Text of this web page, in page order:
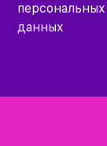
персональных
данных